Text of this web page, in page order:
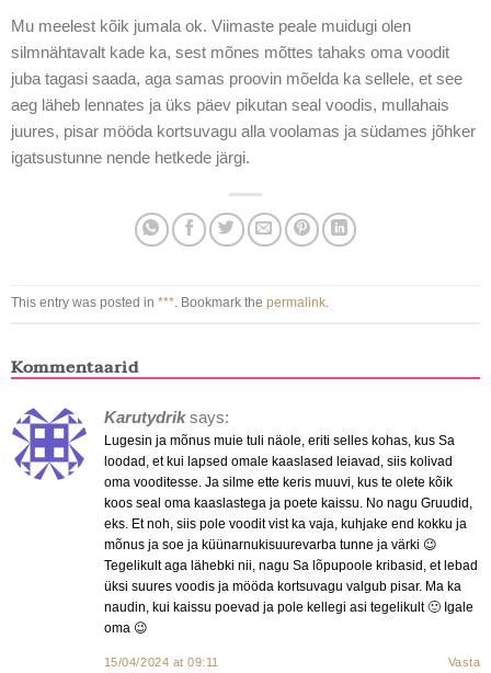
Mu meelest kõik jumala ok. Viimaste peale muidugi olen
silmnähtavalt kade ka, sest mõnes mõttes tahaks oma voodit
juba tagasi saada, aga samas proovin mõelda ka sellele, et see
aeg läheb lennates ja üks päev pikutan seal voodis, mullahais
juures, pisar mööda kortsuvagu alla voolamas ja südames jõhker
igatsustunne nende hetkede järgi.
This entry was posted in ***. Bookmark the permalink.
Kommentaarid
Karutydrik says:
Lugesin ja mõnus muie tuli näole, eriti selles kohas, kus Sa
loodad, et kui lapsed omale kaaslased leiavad, siis kolivad
oma vooditesse. Ja silme ette keris muuvi, kus te olete kõik
koos seal oma kaaslastega ja poete kaissu. No nagu Gruudid,
eks. Et noh, siis pole voodit vist ka vaja, kuhjake end kokku ja
mõnus ja soe ja küünarnukisuurevarba tunne ja värki 😉
Tegelikult aga lähebki nii, nagu Sa lõpupoole kribasid, et lebad
üksi suures voodis ja mööda kortsuvagu valgub pisar. Ma ka
naudin, kui kaissu poevad ja pole kellegi asi tegelikult 🙂 Igale
oma 😉
15/04/2024 at 09:11 Vasta